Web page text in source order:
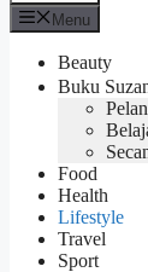
Menu
Beauty
Buku
Food
Health
Lifestyle
Travel
Sport